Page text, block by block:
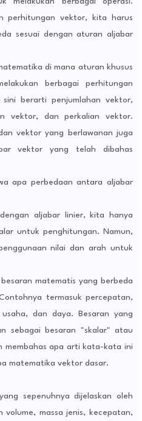
perhitungan vektor, kita harus
sesuai dengan aturan aljabar
di mana aturan khusus
berbagai perhitungan
berarti penjumlahan vektor,
vektor, dan perkalian vektor.
vektor yang berlawanan juga
vektor yang telah dibahas
apa perbedaan antara aljabar
aljabar linier, kita hanya
untuk penghitungan. Namun,
nilai dan arah untuk
matematis yang berbeda
termasuk percepatan,
dan daya. Besaran yang
sebagai besaran "skalar" atau
membahas apa arti kata-kata ini
matematika vektor dasar.
sepenuhnya dijelaskan oleh
volume, massa jenis, kecepatan,